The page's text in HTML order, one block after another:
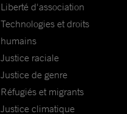
Liberté d'association
Technologies et droits
humains
Justice raciale
Justice de genre
Réfugiés et migrants
Justice climatique